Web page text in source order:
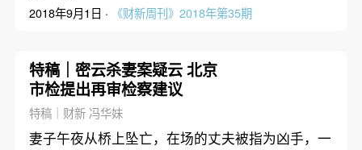
2018年9月1日 · 《财新周刊》2018年第35期
特稿｜密云杀妻案疑云 北京
市检提出再审检察建议
特稿｜财新 冯华妹
妻子午夜从桥上坠亡，在场的丈夫被指为凶手，一